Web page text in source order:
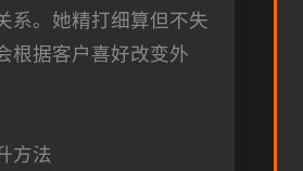
系。她精打细算但不失
根据客户喜好改变外
方法